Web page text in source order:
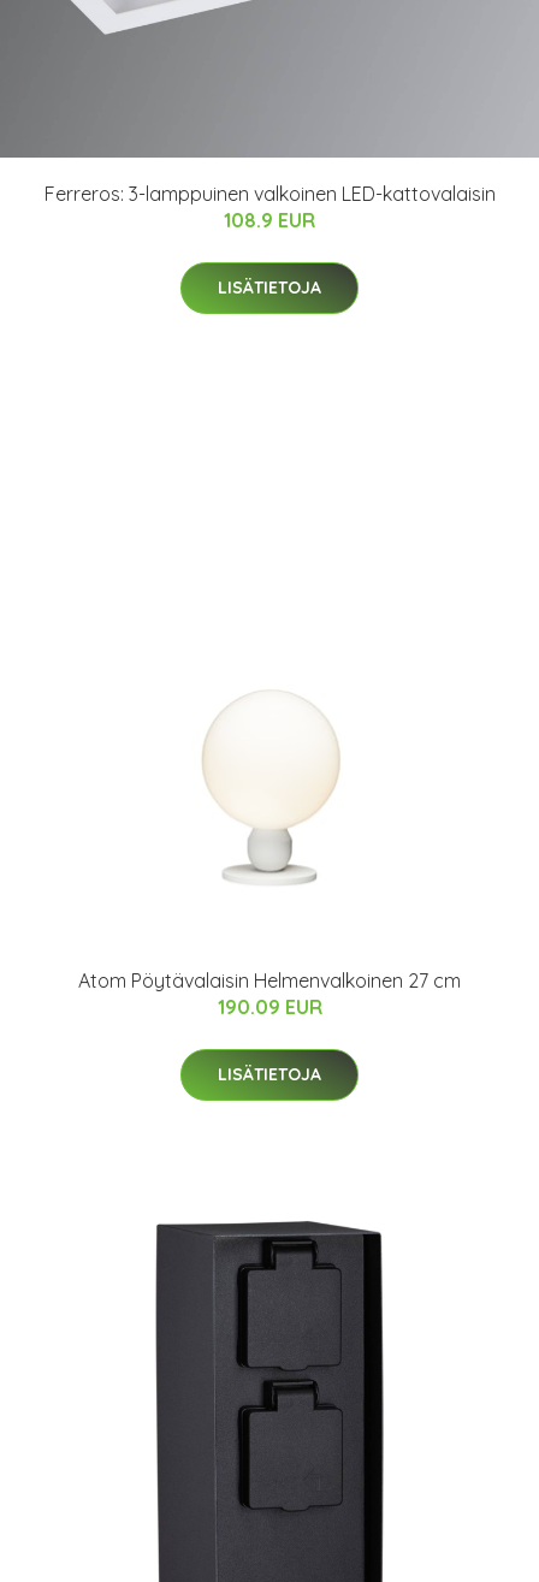
Ferreros: 3-lamppuinen valkoinen LED-kattovalaisin
108.9 EUR
LISÄTIETOJA
Atom Pöytävalaisin Helmenvalkoinen 27 cm
190.09 EUR
LISÄTIETOJA